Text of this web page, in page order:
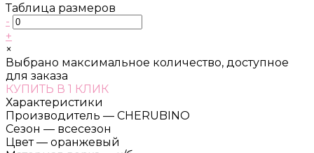
Таблица размеров
-
+
×
Выбрано максимальное количество, доступное
для заказа
КУПИТЬ В 1 КЛИК
Характеристики
Производитель — CHERUBINO
Сезон — всесезон
Цвет — оранжевый